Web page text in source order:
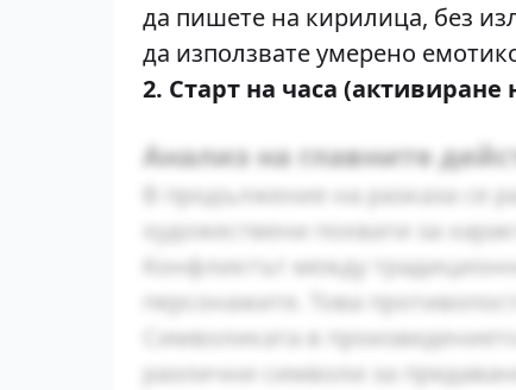
да пишете на кирилица, без
да използвате умерено
2. Старт на часа (активиране
Анализ на главните
В продължение на разказа се
художествени похвати за
Конфликтът между
персонажите. Това
Символиката в
различни символи за